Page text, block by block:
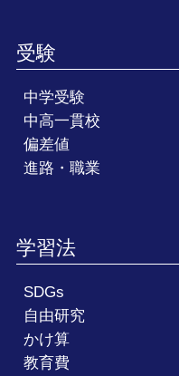
受験
中学受験
中高一貫校
偏差値
進路・職業
学習法
SDGs
自由研究
かけ算
教育費